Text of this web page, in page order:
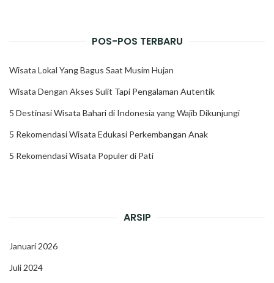
POS-POS TERBARU
Wisata Lokal Yang Bagus Saat Musim Hujan
Wisata Dengan Akses Sulit Tapi Pengalaman Autentik
5 Destinasi Wisata Bahari di Indonesia yang Wajib Dikunjungi
5 Rekomendasi Wisata Edukasi Perkembangan Anak
5 Rekomendasi Wisata Populer di Pati
ARSIP
Januari 2026
Juli 2024